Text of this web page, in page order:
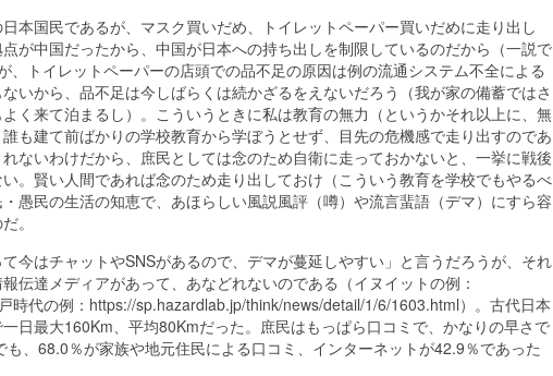
本国民であるが、マスク買いだめ、トイレットペーパー買いだめに走り出し
が中国だったから、中国が日本への持ち出しを制限しているのだから（一説で
、トイレットペーパーの店頭での品不足の原因は例の流通システム不全による
いから、品不足は今しばらくは続かざるをえないだろう（我が家の備蓄ではさ
く来て泊まるし）。こういうときに私は教育の無力（というかそれ以上に、無
も建て前ばかりの学校教育から学ぼうとせず、目先の危機感で走り出すのであ
ないわけだから、庶民としては念のため自衛に走っておかないと、一挙に戦後
。賢い人間であれば念のため走り出しておけ（こういう教育を学校でもやるべ
愚民の生活の知恵で、あほらしい風説風評（噂）や流言蜚語（デマ）にすら容
。
今はチャットやSNSがあるので、デマが蔓延しやすい」と言うだろうが、それ
伝達メディアがあって、あなどれないのである（イヌイットの例：
時代の例：https://sp.hazardlab.jp/think/news/detail/1/6/1603.html）。古代日本
日最大160Km、平均80Kmだった。庶民はもっぱら口コミで、かなりの早さで
、68.0％が家族や地元住民による口コミ、インターネットが42.9％であった